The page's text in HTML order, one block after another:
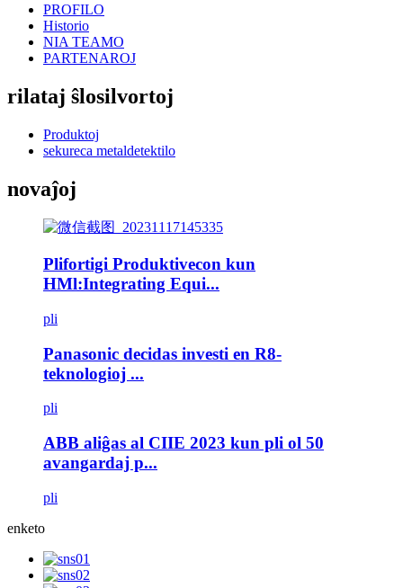
PROFILO
Historio
NIA TEAMO
PARTENAROJ
rilataj ŝlosilvortoj
Produktoj
sekureca metaldetektilo
novaĵoj
Plifortigi Produktivecon kun
HMl:Integrating Equi...
pli
Panasonic decidas investi en R8-
teknologioj ...
pli
ABB aliĝas al CIIE 2023 kun pli ol 50
avangardaj p...
pli
enketo